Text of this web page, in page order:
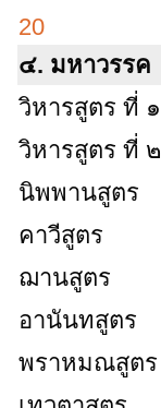
20
๔. มหาวรรค
วิหารสูตร ที่ ๑
วิหารสูตร ที่ ๒
นิพพานสูตร
คาวีสูตร
ฌานสูตร
อานันทสูตร
พราหมณสูตร